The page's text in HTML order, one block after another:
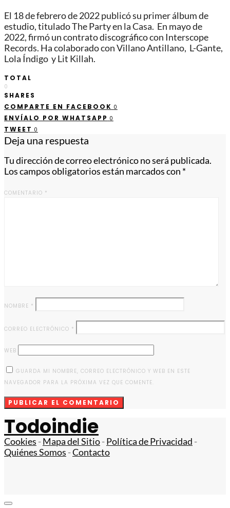
El 18 de febrero de 2022 publicó su primer álbum de
estudio, titulado The Party en la Casa. En mayo de
2022, firmó un contrato discográfico con Interscope
Records.​ Ha colaborado con Villano Antillano, ​ L-Gante,
Lola Índigo ​ y Lit Killah.
TOTAL
0
SHARES
COMPARTE EN FACEBOOK 0
ENVÍALO POR WHATSAPP 0
TWEET 0
Deja una respuesta
Tu dirección de correo electrónico no será publicada.
Los campos obligatorios están marcados con *
COMENTARIO *
NOMBRE *
CORREO ELECTRÓNICO *
WEB
GUARDA MI NOMBRE, CORREO ELECTRÓNICO Y WEB EN ESTE
NAVEGADOR PARA LA PRÓXIMA VEZ QUE COMENTE.
Todoindie
Cookies -Mapa del Sitio-Política de Privacidad -
Quiénes Somos -Contacto